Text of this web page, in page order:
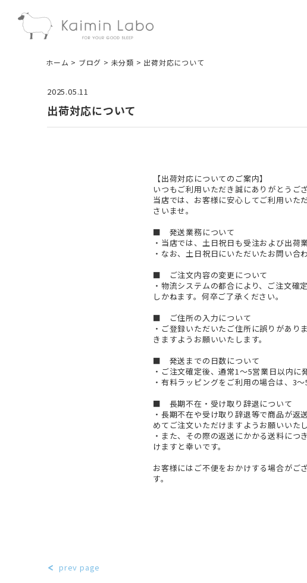
ホーム ブログ 未分類 出荷対応について
2025.05.11
出荷対応について
【出荷対応についてのご案内】
いつもご利用いただき誠にありがとうござ
当店では、お客様に安心してご利用いた
さいませ。
■ 発送業務について
・当店では、土日祝日も受注および出荷
・なお、土日祝日にいただいたお問い合
■ ご注文内容の変更について
・物流システムの都合により、ご注文
しかねます。何卒ご了承ください。
■ ご住所の入力について
・ご登録いただいたご住所に誤りがあ
きますようお願いいたします。
■ 発送までの日数について
・ご注文確定後、通常1～5営業日以内に
・有料ラッピングをご利用の場合は、3
■ 長期不在・受け取り辞退について
・長期不在や受け取り辞退等で商品が
めてご注文いただけますようお願いいたし
・また、その際の返送にかかる送料に
けますと幸いです。
お客様にはご不便をおかけする場合がご
す。
prev page